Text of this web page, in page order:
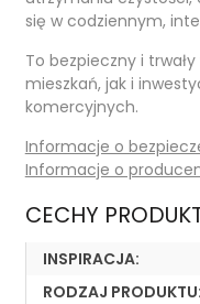
się w codziennym,
To bezpieczny i
mieszkań, jak i
komercyjnych.
Informacje o
Informacje o
CECHY
INSPIRACJA:
RODZAJ PRODUKTU: